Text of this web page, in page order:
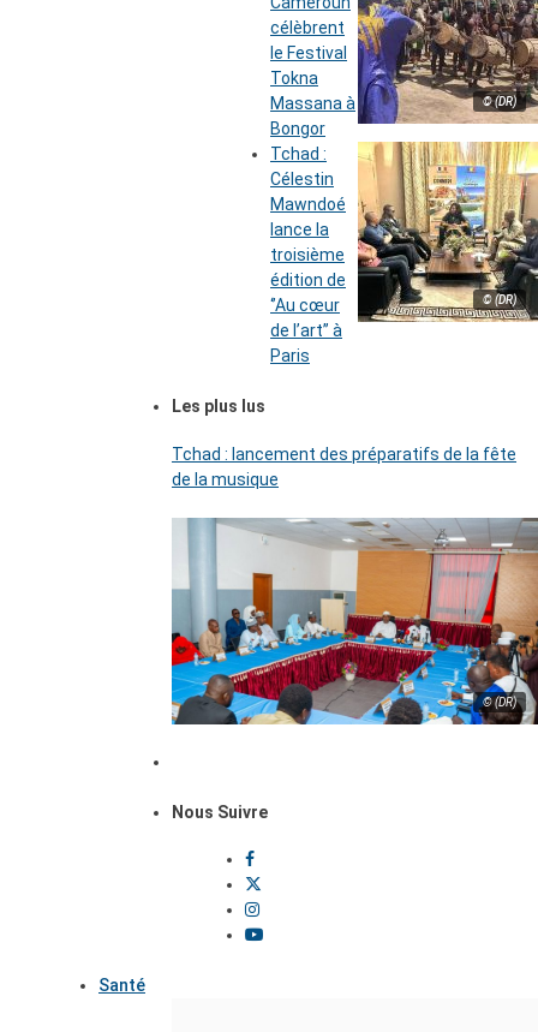
© (DR)
célèbrent
le Festival
Tokna
Massana à
Bongor
© (DR)
Tchad :
Célestin
Mawndoé
lance la
troisième
édition de
‘’Au cœur
de l’art’’ à
Paris
Les plus lus
Tchad : lancement des préparatifs de la fête
de la musique
© (DR)
Nous Suivre
Santé